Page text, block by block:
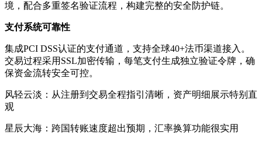
境，配合多重签名验证流程，构建完整的安全防护链。
支付系统可靠性
集成PCI DSS认证的支付通道，支持全球40+法币渠道接入。
交易过程采用SSL加密传输，每笔支付生成独立验证令牌，确
保资金流转安全可控。
风轻云淡：从注册到交易全程指引清晰，资产明细展示特别直
观
星辰大海：跨国转账速度超出预期，汇率换算功能很实用